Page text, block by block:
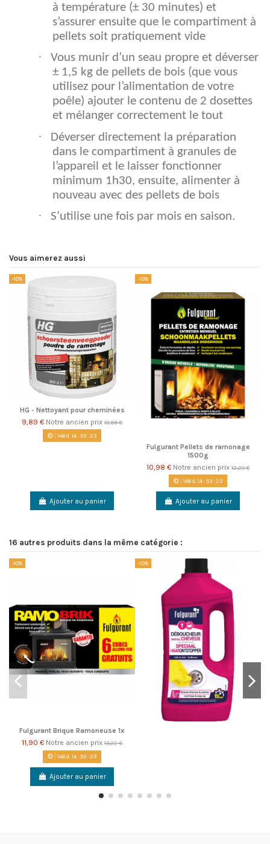
à température (± 30 minutes) et
s’assurer ensuite que le compartiment à
pellets soit pratiquement vide
·
Vous munir d’un seau propre et déverser
± 1,5 kg de pellets de bois (que vous
utilisez pour l’alimentation de votre
poêle) ajouter le contenu de 2 dosettes
et mélanger correctement le tout
·
Déverser directement la préparation
dans le compartiment à granules de
l’appareil et le laisser fonctionner
minimum 1h30, ensuite, alimenter à
nouveau avec des pellets de bois
· S’utilise une fois par mois en saison.
Vous aimerez aussi
-10%
HG - Nettoyant pour cheminées
9,89 € Notre ancien prix 10,99 €
146d. 14:53:22
Ajouter au panier
-10%
Fulgurant Pellets de ramonage
1500g
10,98 € Notre ancien prix 12,20 €
146d. 14:53:22
Ajouter au panier
16 autres produits dans la même catégorie :
-10%
Fulgurant Brique Ramoneuse 1x
11,90 € Notre ancien prix 13,22 €
146d.14:53:22
Ajouter au panier
-10%